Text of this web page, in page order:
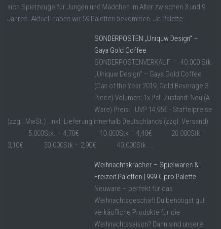
sich Spielzeuge für Jungen und Mädchen im Alter zwischen 3 und 9
Jahren. Aktuell haben wir 59 Paletten bekommen. Je Palette ...
SONDERPOSTEN „Uniquw Design“ –
Gaya Gold Coffee
SONDERPOSTENVERKAUF – 40.000 Stk.
„Uniquw Design“ – Gaya Gold Coffee
(Can of the Year 2019, Gold Beverage 3
Piece) Volumen: 1x Pal. Zustand: Neu (A-
Ware) Preis: UVP 14,95€ - Staffelpreise
(zzgl. MwSt.) inkl. Lieferung innerhalb Deutschlands (zzgl. Versand)
5.000Stk. – 4,70€ 10.000Stk – 4,40€ 20.000Stk –
3,10€ 30.000Stk – 2,90€ 40.000Stk ...
Weihnachtskracher – Spielwaren &
Freizeit Paletten | 999 € pro Palette
Neuware – perfekt für das
Weihnachtsgeschäft Du benötigst gut
verkäufliche Produkte für die
Weihnachtssaison? Dann sind unsere